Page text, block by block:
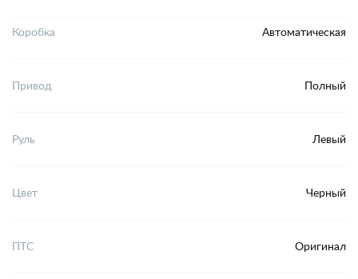
Коробка Автоматическая
Привод Полный
Руль Левый
Цвет Черный
ПТС Оригинал